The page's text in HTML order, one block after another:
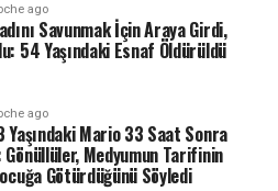
gerilemişti.
ise İsviçre’de devam eden
göller üzerindeki etkisini
ago
Savunmak İçin Araya Girdi,
54 Yaşındaki Esnaf Öldürüldü
ago
Yaşındaki Mario 33 Saat Sonra
Gönüllüler, Medyumun Tarifinin
Götürdüğünü Söyledi